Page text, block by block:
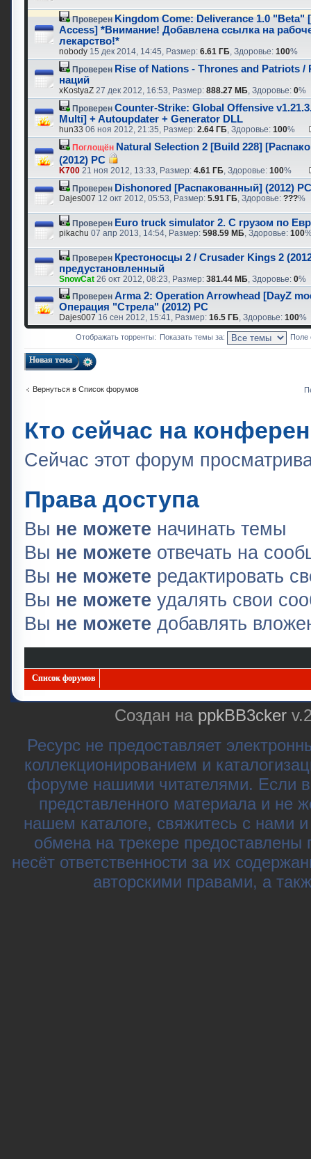
Проверен Kingdom Come: Deliverance 1.0 "Beta"
Access] *Внимание! Добавлена ссылка на
лекарство!*
nobody 15 дек 2014, 14:45, Размер: 6.61 ГБ, Здоровье: 100%
Проверен Rise of Nations - Thrones and Patriots /
наций
xKostyaZ 27 дек 2012, 16:53, Размер: 888.27 МБ, Здоровье: 0%
Проверен Counter-Strike: Global Offensive
Multi] + Autoupdater + Generator DLL
hun33 06 ноя 2012, 21:35, Размер: 2.64 ГБ, Здоровье: 100%
Поглощён Natural Selection 2 [Build 228]
(2012) PC
K700 21 ноя 2012, 13:33, Размер: 4.61 ГБ, Здоровье: 100%
Проверен Dishonored [Распакованный] (2012) PC
Dajes007 12 окт 2012, 05:53, Размер: 5.91 ГБ, Здоровье: ???%
Проверен Euro truck simulator 2. С грузом по
pikachu 07 апр 2013, 14:54, Размер: 598.59 МБ, Здоровье: 100
Проверен Крестоносцы 2 / Crusader Kings 2
предустановленный
SnowCat 26 окт 2012, 08:23, Размер: 381.44 МБ, Здоровье: 0%
Проверен Arma 2: Operation Arrowhead [DayZ
Операция "Стрела" (2012) PC
Dajes007 16 сен 2012, 15:41, Размер: 16.5 ГБ, Здоровье: 100%
Отображать торренты: Показать темы за: Поле
Новая тема
Вернуться в Список форумов
Кто сейчас на
Сейчас этот форум
Права доступа
Вы не можете начинать темы
Вы не можете отвечать на
Вы не можете редактировать
Вы не можете удалять свои
Вы не можете добавлять
Список форумов
Создан на ppkBB3cker
Ресурс не предоставляет
коллекционированием и
форуме нашими читателями. Если
представленного материала и не
нашем каталоге, свяжитесь с нами
обмена на трекере
несёт ответственности за их
авторскими правами, а